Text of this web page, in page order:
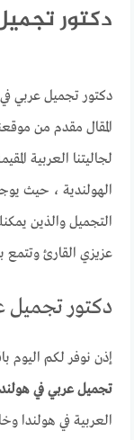
دكتور
دكتور تجميل عربي في
المقال مقدم من
لجاليتنا العربية
الهولندية ، حيث
التجميل والذين
عزيزي القارئ وتتمع
دكتور تجميل
إذن نوفر لكم
تجميل عربي في
العربية في هولندا